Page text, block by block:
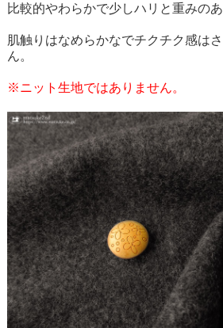
比較的やわらかで少しハリと重みのあ
肌触りはなめらかなでチクチク感は
ん。
※ニット生地ではありません。